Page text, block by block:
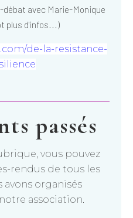
débat avec Marie-Monique
plus d'infos...)
de-la-resistance-
passés
vous pouvez
rendus de tous les
organisés
association.